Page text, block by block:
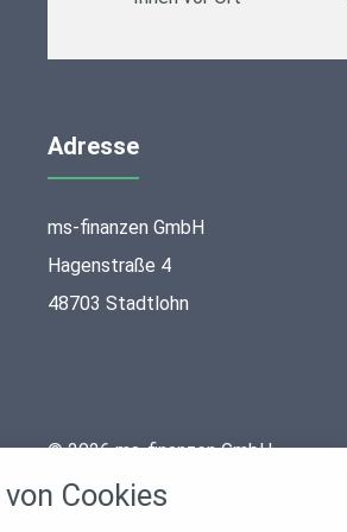
Adresse
ms-finanzen GmbH
Hagenstraße 4
48703 Stadtlohn
© 2026 ms-finanzen GmbH
Cookies
akzeptieren oder zu blockieren.